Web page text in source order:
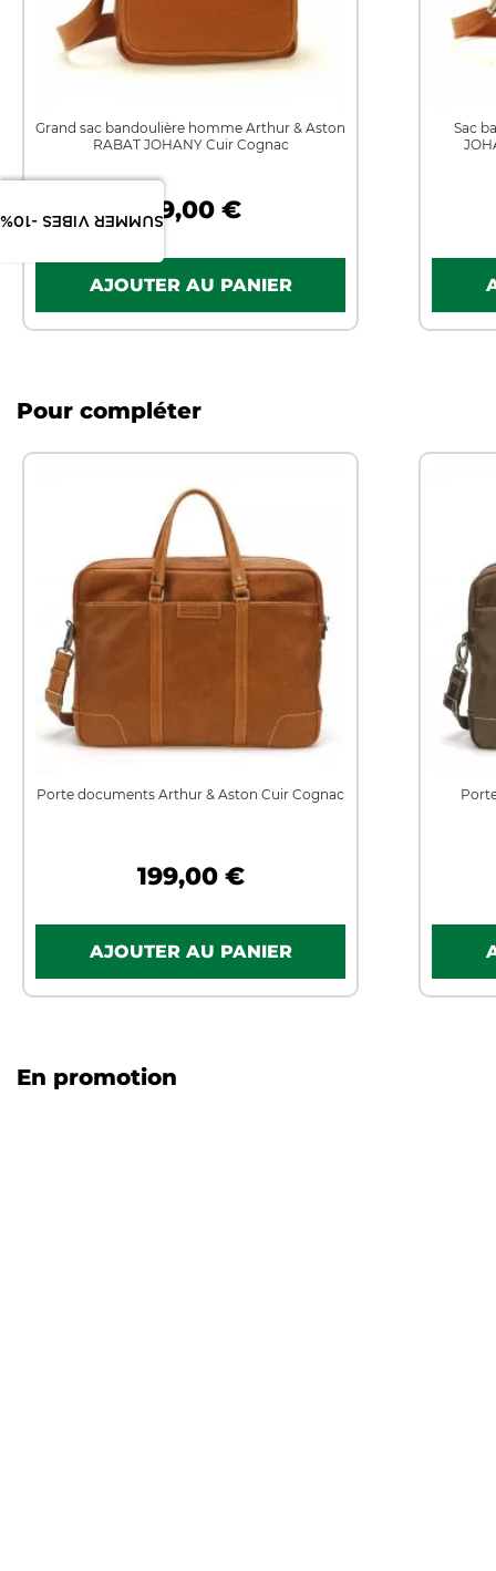
SUMMER VIBES -10%
Grand sac bandoulière homme Arthur & Aston
RABAT JOHANY Cuir Cognac
119,00 €
Sac
Pour compléter
Porte documents Arthur & Aston Cuir Cognac
199,00 €
En promotion